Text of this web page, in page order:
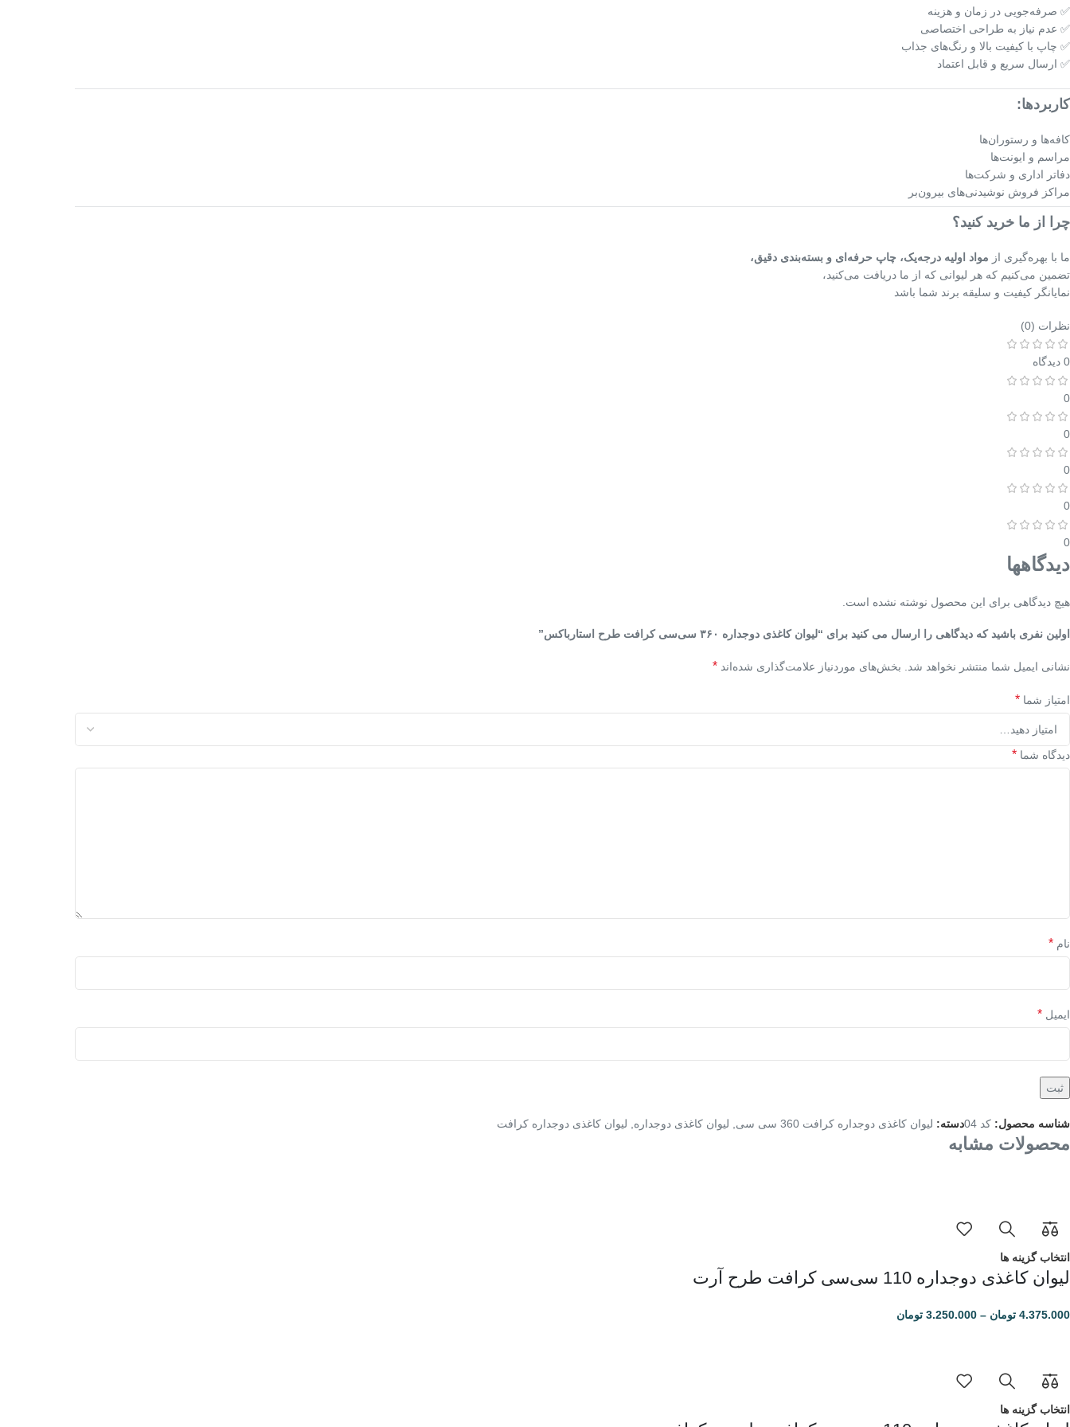
✅ صرفه‌جویی در زمان و هزینه
✅ عدم نیاز به طراحی اختصاصی
✅ چاپ با کیفیت بالا و رنگ‌های جذاب
✅ ارسال سریع و قابل اعتماد
کاربردها:
کافه‌ها و رستوران‌ها
مراسم و ایونت‌ها
دفاتر اداری و شرکت‌ها
مراکز فروش نوشیدنی‌های بیرون‌بر
چرا از ما خرید کنید؟
ما با بهره‌گیری از مواد اولیه درجه‌یک، چاپ حرفه‌ای و بسته‌بندی دقیق،
تضمین می‌کنیم که هر لیوانی که از ما دریافت می‌کنید،
نمایانگر کیفیت و سلیقه برند شما باشد
نظرات (0)
0 دیدگاه
0
0
0
0
0
دیدگاهها
هیچ دیدگاهی برای این محصول نوشته نشده است.
اولین نفری باشید که دیدگاهی را ارسال می کنید برای “لیوان کاغذی دوجداره ۳۶۰ سی‌سی کرافت طرح استارباکس”
نشانی ایمیل شما منتشر نخواهد شد. بخش‌های موردنیاز علامت‌گذاری شده‌اند *
امتیاز شما *
دیدگاه شما *
نام *
ایمیل *
شناسه محصول: کد 04 دسته: لیوان کاغذی دوجداره کرافت 360 سی سی لیوان کاغذی دوجداره لیوان کاغذی دوجداره کرافت
محصولات مشابه
انتخاب گزینه ها
لیوان کاغذی دوجداره 110 سی‌سی کرافت طرح آرت
4.375.000 تومان –
3.250.000 تومان
انتخاب گزینه ها